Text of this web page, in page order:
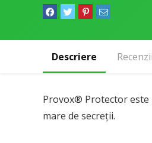
Descriere
Provox® Protector
mare de secreții.